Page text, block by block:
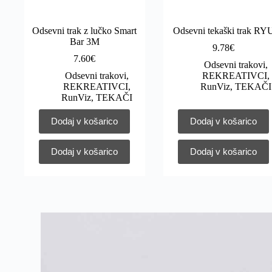
Odsevni trak z lučko Smart
Bar 3M
7.60€
Odsevni trakovi,
REKREATIVCI,
RunViz, TEKAČI
Dodaj v košarico
Dodaj v košarico
Odsevni tekaški trak
9.78€
Odsevni trakovi,
REKREATIVCI,
RunViz, TEKAČI
Dodaj v košarico
Dodaj v košarico